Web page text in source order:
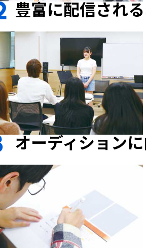
豊富に配信される
オーディション